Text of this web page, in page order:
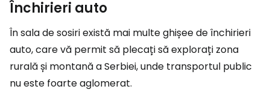
Închirieri auto
În sala de sosiri există mai multe ghișee de închirieri
auto, care vă permit să plecați să explorați zona
rurală și montană a Serbiei, unde transportul public
nu este foarte aglomerat.